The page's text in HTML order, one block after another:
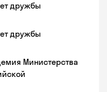
дружбы
дружбы
Министерства